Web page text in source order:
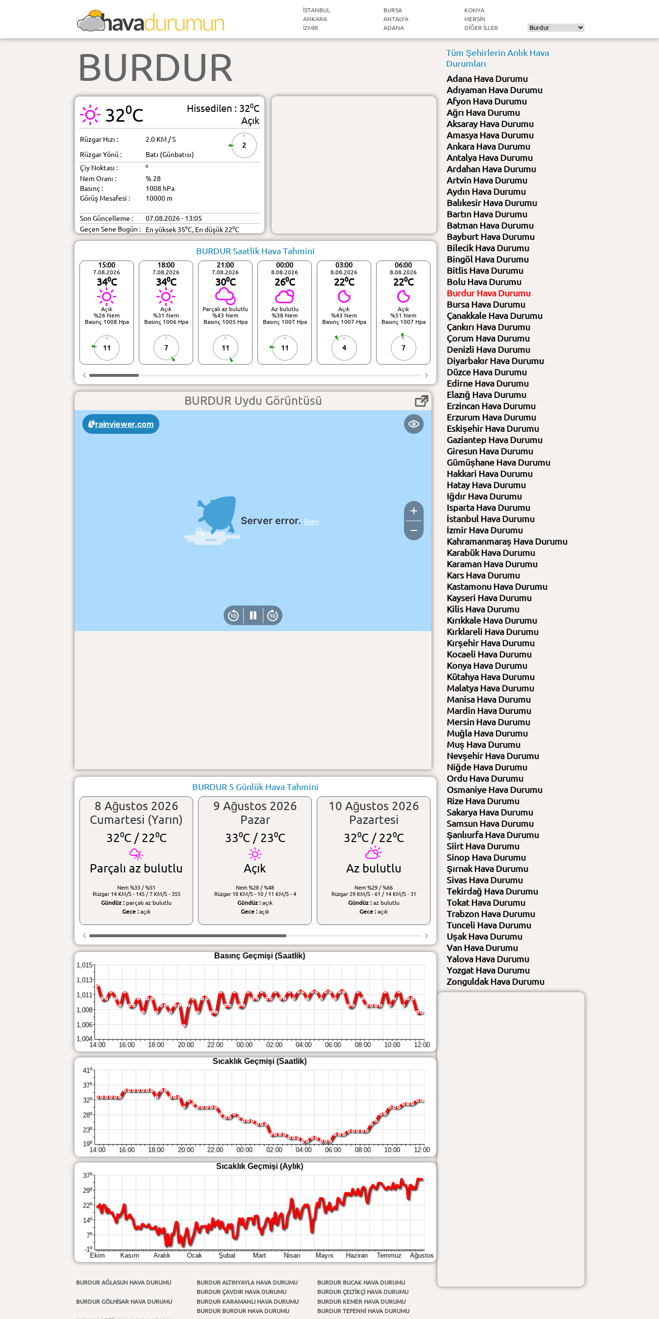
İSTANBUL
ANKARA
İZMIR
BURSA
ANTALYA
ADANA
KONYA
MERSIN
DIĞER ILLER
BURDUR
32⁰C
Hissedilen : 32⁰C
Açık
Rüzgar Hızı : 2.0 KM / S
2
Rüzgar Yönü :
Batı (Günbatısı)
Çiy Noktası :
⁰
Nem Oranı :
% 28
Basınç :
1008 hPa
Görüş Mesafesi :
10000 m
Son Güncelleme :
07.08.2026 - 13:05
Geçen Sene Bugün :
En yüksek 35⁰C, En düşük 22⁰C
BURDUR Saatlik Hava Tahmini
15:00
7.08.2026
34⁰C
Açık
%26 Nem
Basınç 1008 Hpa
11
18:00
7.08.2026
34⁰C
Açık
%31 Nem
Basınç 1006 Hpa
7
21:00
7.08.2026
30⁰C
Parçalı az bulutlu
%43 Nem
Basınç 1005 Hpa
11
00:00
8.08.2026
26⁰C
Az bulutlu
%38 Nem
Basınç 1007 Hpa
11
03:00
8.08.2026
22⁰C
Açık
%43 Nem
Basınç 1007 Hpa
4
06:00
8.08.2026
22⁰C
Açık
%51 Nem
Basınç 1007 Hpa
7
09:00
8.08.2026
26⁰C
Açık
%43 Nem
Basınç 1008 Hpa
7
12:00
8.08.2026
30⁰C
Açık
%32 Nem
0
BURDUR Uydu Görüntüsü
BURDUR 5 Günlük Hava Tahmini
8 Ağustos 2026
Cumartesi (Yarın)
32⁰C /22⁰C
Parçalı az bulutlu
Nem %33 / %51
Rüzgar 14 KM/S - 145 / 7 KM/S - 355
Gündüz : parçalı az bulutlu
Gece : açık
9 Ağustos 2026
Pazar
33⁰C /23⁰C
Açık
Nem %28 / %48
Rüzgar 18 KM/S - 10 / 11 KM/S - 4
Gündüz : açık
Gece : açık
10 Ağustos 2026
Pazartesi
32⁰C /22⁰C
Az bulutlu
Nem %29 / %66
Rüzgar 29 KM/S - 61 / 14 KM/S - 31
Gündüz :az bulutlu
Gece : açık
11 Ağustos 2026
Salı
32⁰C /23⁰C
Açık
Nem %30 / %48
Rüzgar18 KM/S - 45 / 14 KM/S - 45
Gündüz :açık
Gece :açık
BURDUR AĞLASUN HAVA DURUMU BURDUR ALTINYAYLA HAVA DURUMU
BURDUR BUCAK HAVA DURUMU
BURDUR ÇAVDIR HAVA DURUMU
BURDUR ÇELTİKÇİ HAVA DURUMU
BURDUR GÖLHİSAR HAVA DURUMU
BURDUR KARAMANLI HAVA DURUMU
BURDUR KEMER HAVA DURUMU
BURDUR BURDUR HAVA DURUMU
BURDUR TEFENNİ HAVA DURUMU
Tüm Şehirlerin Anlık Hava
Durumları
Adana Hava Durumu
Adıyaman Hava Durumu
Afyon Hava Durumu
Ağrı Hava Durumu
Aksaray Hava Durumu
Amasya Hava Durumu
Ankara Hava Durumu
Antalya Hava Durumu
Ardahan Hava Durumu
Artvin Hava Durumu
Aydın Hava Durumu
Balıkesir Hava Durumu
Bartın Hava Durumu
Batman Hava Durumu
Bayburt Hava Durumu
Bilecik Hava Durumu
Bingöl Hava Durumu
Bitlis Hava Durumu
Bolu Hava Durumu
Burdur Hava Durumu
Bursa Hava Durumu
Çanakkale Hava Durumu
Çankırı Hava Durumu
Çorum Hava Durumu
Denizli Hava Durumu
Diyarbakır Hava Durumu
Düzce Hava Durumu
Edirne Hava Durumu
Elazığ Hava Durumu
Erzincan Hava Durumu
Erzurum Hava Durumu
Eskişehir Hava Durumu
Gaziantep Hava Durumu
Giresun Hava Durumu
Gümüşhane Hava Durumu
Hakkari Hava Durumu
Hatay Hava Durumu
Iğdır Hava Durumu
Isparta Hava Durumu
İstanbul Hava Durumu
İzmir Hava Durumu
Kahramanmaraş Hava Durumu
Karabük Hava Durumu
Karaman Hava Durumu
Kars Hava Durumu
Kastamonu Hava Durumu
Kayseri Hava Durumu
Kilis Hava Durumu
Kırıkkale Hava Durumu
Kırklareli Hava Durumu
Kırşehir Hava Durumu
Kocaeli Hava Durumu
Konya Hava Durumu
Kütahya Hava Durumu
Malatya Hava Durumu
Manisa Hava Durumu
Mardin Hava Durumu
Mersin Hava Durumu
Muğla Hava Durumu
Muş Hava Durumu
Nevşehir Hava Durumu
Niğde Hava Durumu
Ordu Hava Durumu
Osmaniye Hava Durumu
Rize Hava Durumu
Sakarya Hava Durumu
Samsun Hava Durumu
Şanlıurfa Hava Durumu
Siirt Hava Durumu
Sinop Hava Durumu
Şırnak Hava Durumu
Sivas Hava Durumu
Tekirdağ Hava Durumu
Tokat Hava Durumu
Trabzon Hava Durumu
Tunceli Hava Durumu
Uşak Hava Durumu
Van Hava Durumu
Yalova Hava Durumu
Yozgat Hava Durumu
Zonguldak Hava Durumu